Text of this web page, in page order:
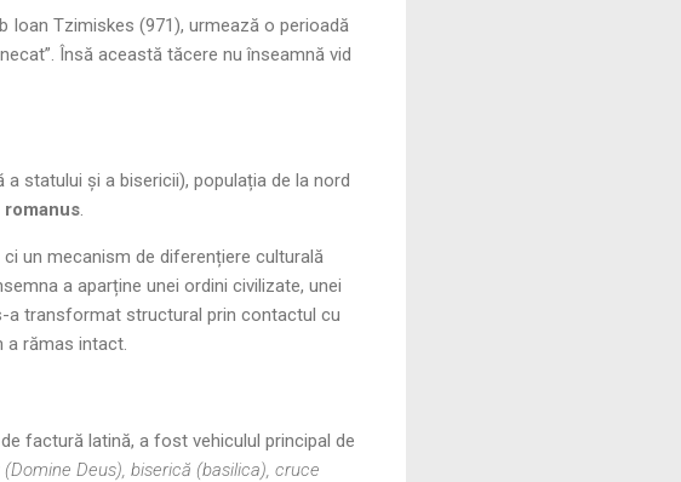
Ioan Tzimiskes (971), urmează o perioadă
Însă această tăcere nu înseamnă vid
statului și a bisericii), populația de la nord
romanus.
un mecanism de diferențiere culturală
a aparține unei ordini civilizate, unei
a transformat structural prin contactul cu
a rămas intact.
factură latină, a fost vehiculul principal de
Deus), biserică (basilica), cruce